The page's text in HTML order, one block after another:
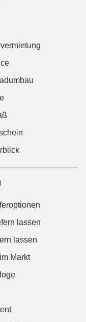
lassen
lassen
Markt